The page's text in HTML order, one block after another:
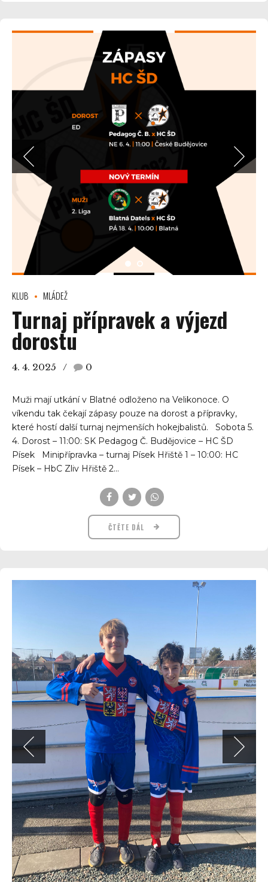
KLUB MLÁDEŽ
Turnaj přípravek a výjezd
dorostu
4. 4. 2025 0
Muži mají utkání v Blatné odloženo na Velikonoce. O
víkendu tak čekají zápasy pouze na dorost a přípravky,
které hostí další turnaj nejmenších hokejbalistů. Sobota 5.
4. Dorost – 11:00: SK Pedagog Č. Budějovice – HC ŠD
Písek Minipřípravka – turnaj Písek Hřiště 1 – 10:00: HC
Písek – HbC Zliv Hřiště 2...
ČTĚTE DÁL